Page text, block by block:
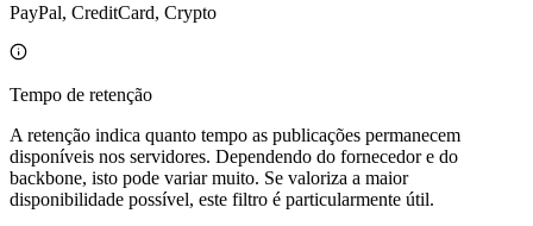
PayPal, CreditCard, Crypto
Tempo de retenção
A retenção indica quanto tempo as publicações permanecem
disponíveis nos servidores. Dependendo do fornecedor e do
backbone, isto pode variar muito. Se valoriza a maior
disponibilidade possível, este filtro é particularmente útil.